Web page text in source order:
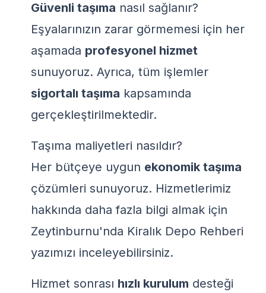
Güvenli taşıma nasıl sağlanır?
Eşyalarınızın zarar görmemesi için her
aşamada profesyonel hizmet
sunuyoruz. Ayrıca, tüm işlemler
sigortalı taşıma kapsamında
gerçekleştirilmektedir.
Taşıma maliyetleri nasıldır?
Her bütçeye uygun ekonomik taşıma
çözümleri sunuyoruz. Hizmetlerimiz
hakkında daha fazla bilgi almak için
Zeytinburnu'nda Kiralık Depo Rehberi
yazımızı inceleyebilirsiniz.
Hizmet sonrası hızlı kurulum desteği